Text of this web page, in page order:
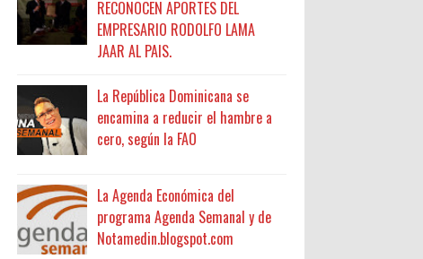
RECONOCEN APORTES DEL
EMPRESARIO RODOLFO LAMA
JAAR AL PAIS.
La República Dominicana se
encamina a reducir el hambre a
cero, según la FAO
La Agenda Económica del
programa Agenda Semanal y de
Notamedin.blogspot.com